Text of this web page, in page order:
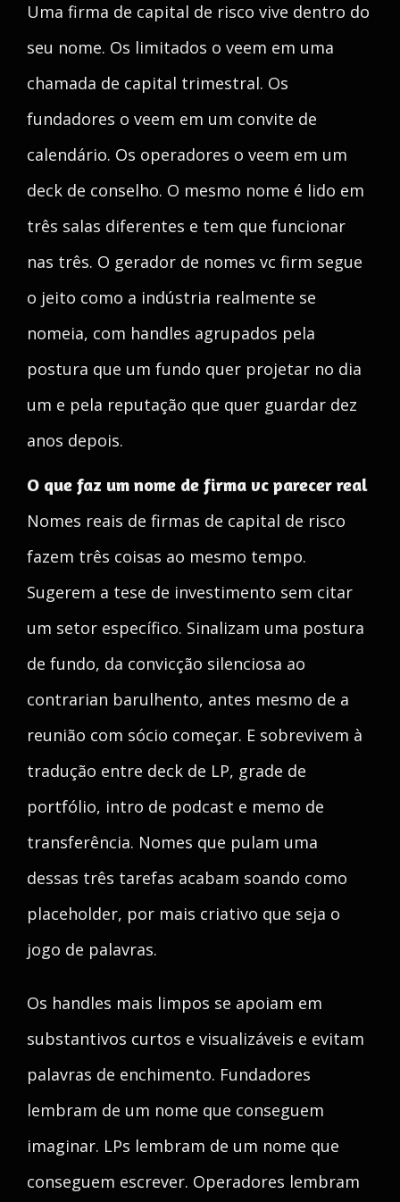
Uma firma de capital de risco vive dentro do
seu nome. Os limitados o veem em uma
chamada de capital trimestral. Os
fundadores o veem em um convite de
calendário. Os operadores o veem em um
deck de conselho. O mesmo nome é lido em
três salas diferentes e tem que funcionar
nas três. O gerador de nomes vc firm segue
o jeito como a indústria realmente se
nomeia, com handles agrupados pela
postura que um fundo quer projetar no dia
um e pela reputação que quer guardar dez
anos depois.
O que faz um nome de firma vc parecer real
Nomes reais de firmas de capital de risco
fazem três coisas ao mesmo tempo.
Sugerem a tese de investimento sem citar
um setor específico. Sinalizam uma postura
de fundo, da convicção silenciosa ao
contrarian barulhento, antes mesmo de a
reunião com sócio começar. E sobrevivem à
tradução entre deck de LP, grade de
portfólio, intro de podcast e memo de
transferência. Nomes que pulam uma
dessas três tarefas acabam soando como
placeholder, por mais criativo que seja o
jogo de palavras.
Os handles mais limpos se apoiam em
substantivos curtos e visualizáveis e evitam
palavras de enchimento. Fundadores
lembram de um nome que conseguem
imaginar. LPs lembram de um nome que
conseguem escrever. Operadores lembram